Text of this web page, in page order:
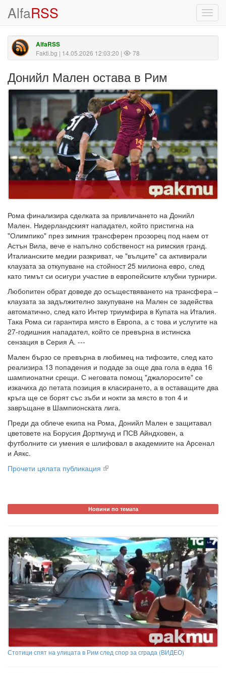
AlfaRSS
AlfaRSS
Fakti.bg | 14.05.2026 12:03:20 | 78
Донийл Мален остава в Рим
Рома финализира сделката за привличането на Донийл
Мален. Нидерландският нападател, който пристигна на
"Олимпико" през зимния трансферен прозорец под наем от
Астън Вила, вече е напълно собственост на римския гранд.
Италианските медии разкриват, че "вълците" са активирали
клаузата за откупуване на стойност 25 милиона евро, след
като тимът си осигури участие в европейските клубни турнири.
Любопитен обрат доведе до осъществяването на трансфера –
клаузата за задължително закупуване на Мален се задейства
автоматично, след като Интер триумфира в Купата на Италия.
Така Рома си гарантира място в Европа, а с това и услугите на
27-годишния нападател, който се превърна в истинска
сензация в Серия А. ---
Мален бързо се превърна в любимец на тифозите, след като
реализира 13 попадения и подаде за още два гола в едва 16
шампионатни срещи. С неговата помощ "джалоросите" се
изкачиха до петата позиция в класирането, а в оставащите два
кръга ще се борят със зъби и нокти за място в топ 4 и
завръщане в Шампионската лига.
Преди да облече екипа на Рома, Донийл Мален е защитавал
цветовете на Борусия Дортмунд и ПСВ Айндховен, а
футболните си умения е шлифовал в академиите на Арсенал
и Аякс.
Прочети цялата публикация
Новини по темата
Стотици спят на улицата в Рим след спор за сграда (ВИДЕО)